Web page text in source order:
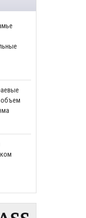
объем